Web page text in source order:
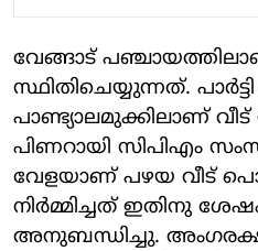
വേങ്ങാട്
സ്ഥിതിചെയ്യുന്നത്.
പാണ്ട്യാലമുക്കിലാണ്
പിണറായി സിപിഎം
വേളയാണ് പഴയ വീട്
നിര്‍മ്മിച്ചത് ഇതിനു
അനുബന്ധിച്ചു.